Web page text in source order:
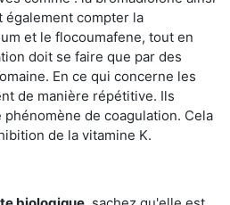
également compter la
et le flocoumafene, tout en
doit se faire que par des
En ce qui concerne les
de manière répétitive. Ils
de coagulation. Cela
de la vitamine K.